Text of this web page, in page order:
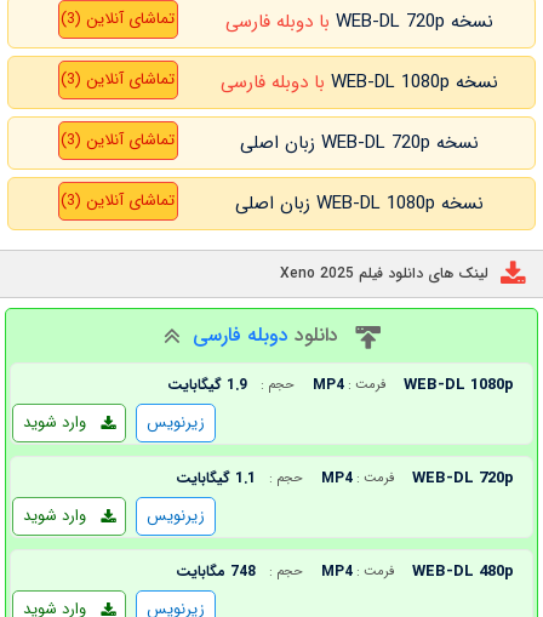
نسخه WEB-DL 720p با دوبله فارسی تماشای آنلاین (3)
نسخه WEB-DL 1080p با دوبله فارسی تماشای آنلاین (3)
نسخه WEB-DL 720p زبان اصلی تماشای آنلاین (3)
نسخه WEB-DL 1080p زبان اصلی تماشای آنلاین (3)
لینک های دانلود فیلم Xeno 2025
دانلود دوبله فارسی
WEB-DL 1080p فرمت : MP4 حجم : 1.9 گیگابایت
وارد شوید زیرنویس
WEB-DL 720p فرمت : MP4 حجم : 1.1 گیگابایت
وارد شوید زیرنویس
WEB-DL 480p فرمت : MP4 حجم : 748 مگابایت
وارد شوید زیرنویس